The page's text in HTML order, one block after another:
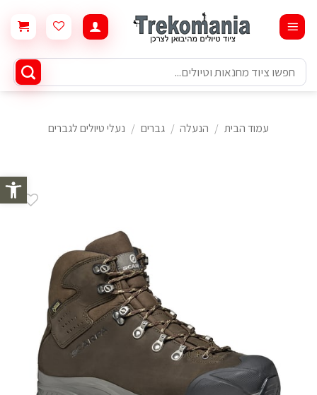
פתח
content
חיפוש
עבור:
עמוד הבית / הנעלה / גברים / נעלי טיולים לגברים